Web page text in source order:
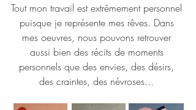
Tout mon travail est extrêmement personnel
puisque je représente mes rêves. Dans
mes oeuvres, nous pouvons retrouver
aussi bien des récits de moments
personnels que des envies, des désirs,
des craintes, des névroses...